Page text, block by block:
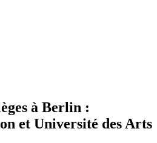
à Berlin :
et Université des Arts